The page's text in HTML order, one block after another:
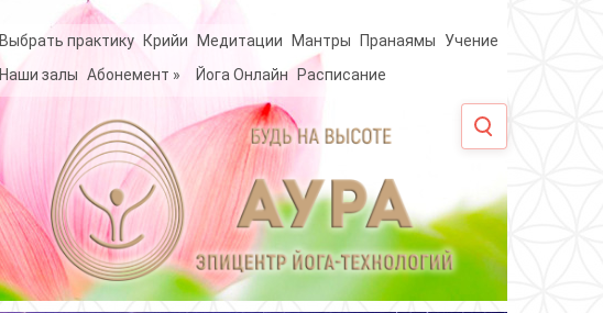
Выбрать практику Крийи Медитации Мантры Пранаямы
Учение
Наши залы Абонемент » Йога Онлайн Расписание